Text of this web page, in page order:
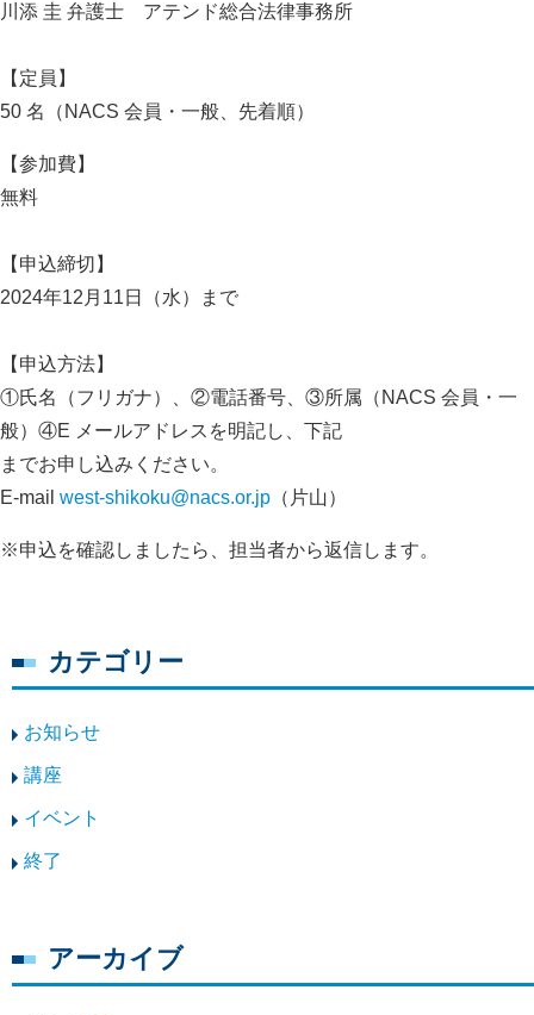
川添 圭 弁護士 アテンド総合法律事務所
【定員】
50 名（NACS 会員・一般、先着順）
【参加費】
無料
【申込締切】
2024年12月11日（水）まで
【申込方法】
①氏名（フリガナ）、②電話番号、③所属（NACS 会員・一
般）④E メールアドレスを明記し、下記
までお申し込みください。
E-mail west-shikoku@nacs.or.jp （片山）
※申込を確認しましたら、担当者から返信します。
カテゴリー
お知らせ
講座
イベント
終了
アーカイブ